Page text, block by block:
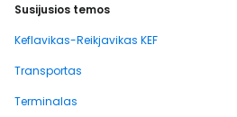
Susijusios temos
Keflavikas-Reikjavikas KEF
Transportas
Terminalas